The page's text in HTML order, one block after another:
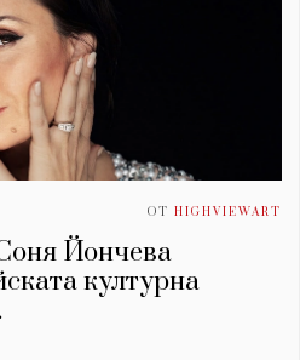
ОТ HIGHVIEWART
Йончева
културна